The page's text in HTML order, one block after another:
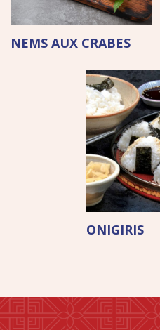
NEMS AUX CRABES
ONIGIRIS